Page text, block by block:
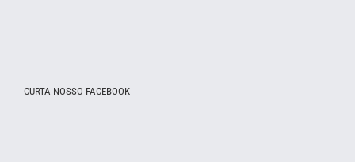
CURTA NOSSO FACEBOOK